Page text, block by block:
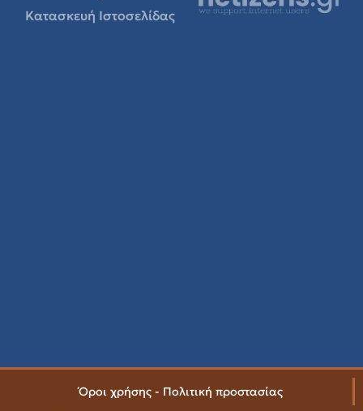
Κατασκευή Ιστοσελίδας
Όροι χρήσης - Πολιτική προστασίας